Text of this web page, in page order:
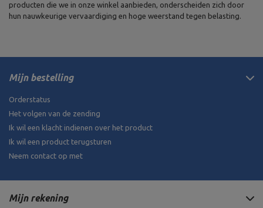
producten die we in onze winkel aanbieden, onderscheiden zich door
hun nauwkeurige vervaardiging en hoge weerstand tegen belasting.
Mijn bestelling
Orderstatus
Het volgen van de zending
Ik wil een klacht indienen over het product
Ik wil een product terugsturen
Neem contact op met
Mijn rekening